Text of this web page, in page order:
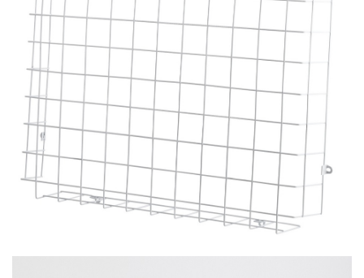
НОВОГОДНЕЕ ОСВЕЩЕНИЕ
ОТВЕРТКИ
ПАЯЛЬНОЕ ОБОРУДОВАНИЕ
ПОДВЕСНЫЕ ЛОФТ
СВЕТИЛЬНИКИ
ПОРТАТИВНЫЕ СОЛНЕЧНЫЕ
ЭЛЕКТРОСТАНЦИИ
ПРОТИВОМОСКИТНЫЕ ЛАМПЫ